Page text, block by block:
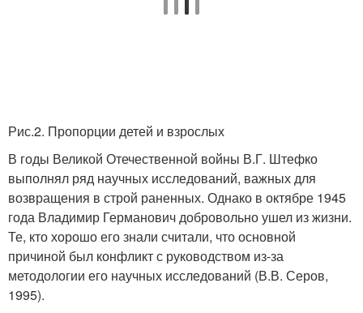
Рис.2. Пропорции детей и взрослых
В годы Великой Отечественной войны В.Г. Штефко
выполнял ряд научных исследований, важных для
возвращения в строй раненных. Однако в октябре 1945
года Владимир Германович добровольно ушел из жизни.
Те, кто хорошо его знали считали, что основной
причиной был конфликт с руководством из-за
методологии его научных исследований (В.В. Серов,
1995).